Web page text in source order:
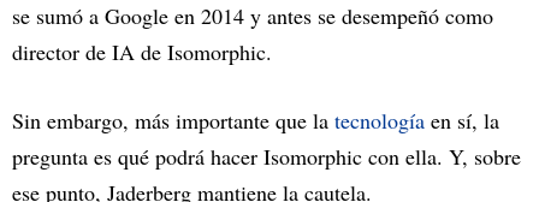
se sumó a Google en 2014 y antes se desempeñó como
director de IA de Isomorphic.
Sin embargo, más importante que la tecnología en sí, la
pregunta es qué podrá hacer Isomorphic con ella. Y, sobre
ese punto, Jaderberg mantiene la cautela.